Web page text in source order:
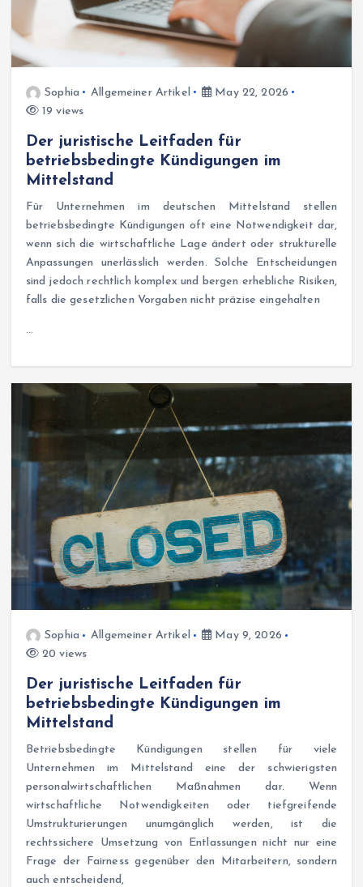
Sophia Allgemeiner Artikel
May 22, 2026
19 views
Der juristische Leitfaden für
betriebsbedingte Kündigungen im
Mittelstand
Für Unternehmen im deutschen Mittelstand stellen
betriebsbedingte Kündigungen oft eine Notwendigkeit dar,
wenn sich die wirtschaftliche Lage ändert oder strukturelle
Anpassungen unerlässlich werden. Solche Entscheidungen
sind jedoch rechtlich komplex und bergen erhebliche Risiken,
falls die gesetzlichen Vorgaben nicht präzise eingehalten
…
Sophia Allgemeiner Artikel
May 9, 2026
20 views
Der juristische Leitfaden für
betriebsbedingte Kündigungen im
Mittelstand
Betriebsbedingte Kündigungen stellen für viele
Unternehmen im Mittelstand eine der schwierigsten
personalwirtschaftlichen Maßnahmen dar. Wenn
wirtschaftliche Notwendigkeiten oder tiefgreifende
Umstrukturierungen unumgänglich werden, ist die
rechtssichere Umsetzung von Entlassungen nicht nur eine
Frage der Fairness gegenüber den Mitarbeitern, sondern
auch entscheidend,